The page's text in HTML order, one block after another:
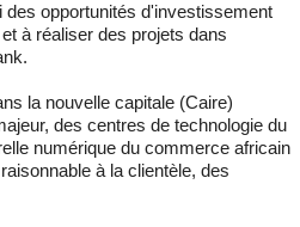
opportunités d'investissement
à réaliser des projets dans
la nouvelle capitale (Caire)
des centres de technologie du
numérique du commerce africain
à la clientèle, des